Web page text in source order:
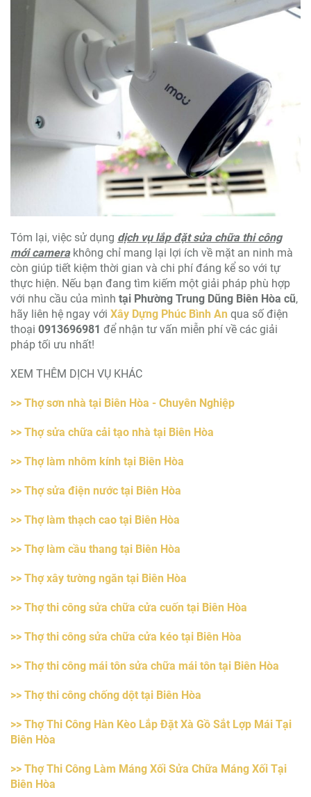
Tóm lại, việc sử dụng dịch vụ lắp đặt sửa chữa thi công
mới camerakhông chỉ mang lại lợi ích về mặt an ninh mà
còn giúp tiết kiệm thời gian và chi phí đáng kể so với tự
thực hiện. Nếu bạn đang tìm kiếm một giải pháp phù hợp
với nhu cầu của mình tại Phường Trung Dũng Biên Hòa cũ,
hãy liên hệ ngay với Xây Dựng Phúc Bình An qua số điện
thoại 0913696981 để nhận tư vấn miễn phí về các giải
pháp tối ưu nhất!
XEM THÊM DỊCH VỤ KHÁC
>> Thợ sơn nhà tại Biên Hòa - Chuyên Nghiệp
>> Thợ sửa chữa cải tạo nhà tại Biên Hòa
>> Thợ làm nhôm kính tại Biên Hòa
>> Thợ sửa điện nước tại Biên Hòa
>> Thợ làm thạch cao tại Biên Hòa
>> Thợ làm cầu thang tại Biên Hòa
>> Thợ xây tường ngăn tại Biên Hòa
>> Thợ thi công sửa chữa cửa cuốn tại Biên Hòa
>> Thợ thi công sửa chữa cửa kéo tại Biên Hòa
>> Thợ thi công mái tôn sửa chữa mái tôn tại Biên Hòa
>> Thợ thi công chống dột tại Biên Hòa
>> Thợ Thi Công Hàn Kèo Lắp Đặt Xà Gồ Sắt Lợp Mái Tại
Biên Hòa
>> Thợ Thi Công Làm Máng Xối Sửa Chữa Máng Xối Tại
Biên Hòa